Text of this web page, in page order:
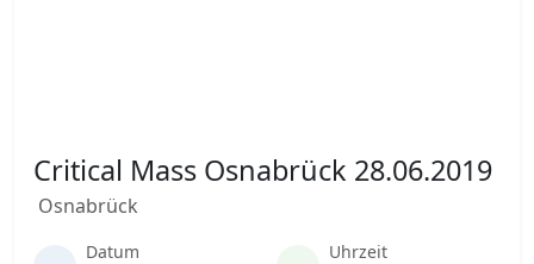
Critical Mass Osnabrück 28.06.2019
Osnabrück
Datum Uhrzeit